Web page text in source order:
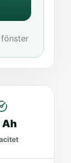
Ah